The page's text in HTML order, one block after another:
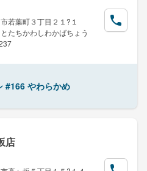
若葉町３丁目２１?１
たちかわしわかばちょう
#166 やわらかめ
店